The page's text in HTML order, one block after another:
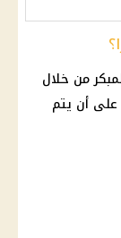
من خلال
على أن يتم